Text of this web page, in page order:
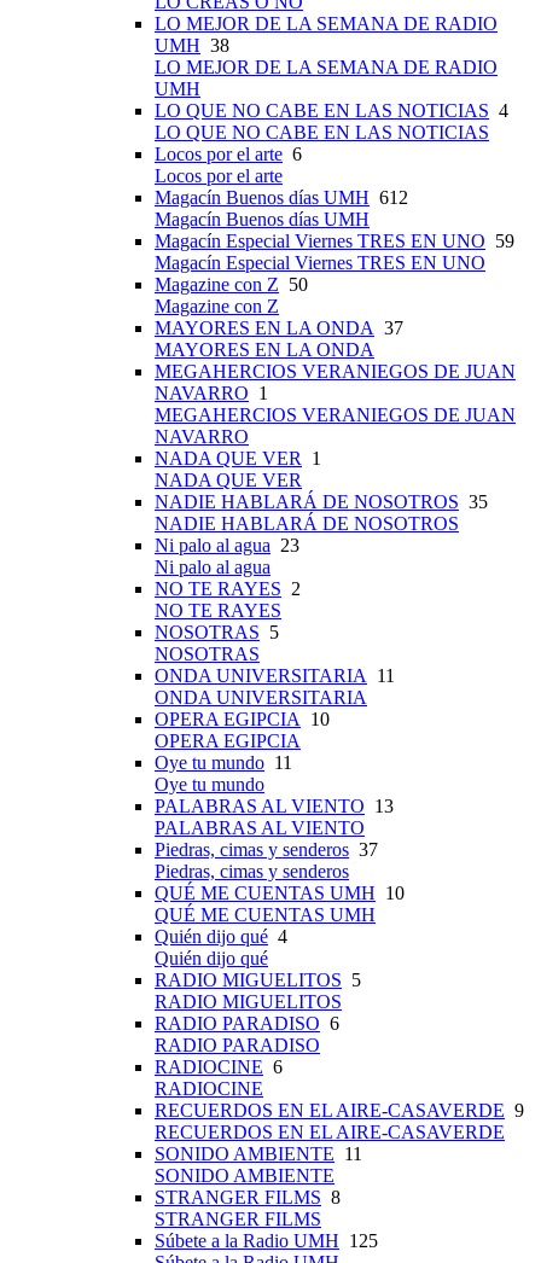
LO MEJOR DE LA SEMANA DE RADIO
UMH 38
LO MEJOR DE LA SEMANA DE RADIO
UMH
LO QUE NO CABE EN LAS NOTICIAS 4
LO QUE NO CABE EN LAS NOTICIAS
Locos por el arte 6
Locos por el arte
Magacín Buenos días UMH 612
Magacín Buenos días UMH
Magacín Especial Viernes TRES EN UNO 59
Magacín Especial Viernes TRES EN UNO
Magazine con Z 50
Magazine con Z
MAYORES EN LA ONDA 37
MAYORES EN LA ONDA
MEGAHERCIOS VERANIEGOS DE JUAN
NAVARRO 1
MEGAHERCIOS VERANIEGOS DE JUAN
NAVARRO
NADA QUE VER
1
NADA QUE VER
NADIE HABLARÁ DE NOSOTROS 35
NADIE HABLARÁ DE NOSOTROS
Ni palo al agua 23
Ni palo al agua
NO TE RAYES 2
NO TE RAYES
NOSOTRAS 5
NOSOTRAS
ONDA UNIVERSITARIA
11
ONDA UNIVERSITARIA
OPERA EGIPCIA
10
OPERA EGIPCIA
Oye tu mundo 11
Oye tu mundo
PALABRAS AL VIENTO 13
PALABRAS AL VIENTO
Piedras, cimas y senderos 37
Piedras, cimas y senderos
QUÉ ME CUENTAS UMH 10
QUÉ ME CUENTAS UMH
Quién dijo qué 4
Quién dijo qué
RADIO MIGUELITOS 5
RADIO MIGUELITOS
RADIO PARADISO 6
RADIO PARADISO
RADIOCINE 6
RADIOCINE
RECUERDOS EN EL AIRE-CASAVERDE 9
RECUERDOS EN EL AIRE-CASAVERDE
SONIDO AMBIENTE 11
SONIDO AMBIENTE
STRANGER FILMS 8
STRANGER FILMS
Súbete a la Radio UMH 125